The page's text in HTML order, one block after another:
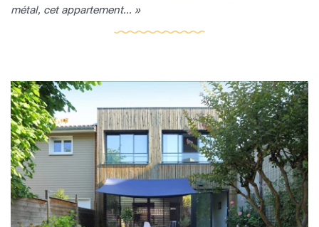
métal, cet appartement... »